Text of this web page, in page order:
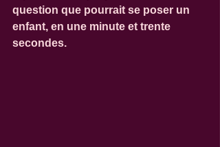
question que pourrait se poser un
enfant, en une minute et trente
secondes.